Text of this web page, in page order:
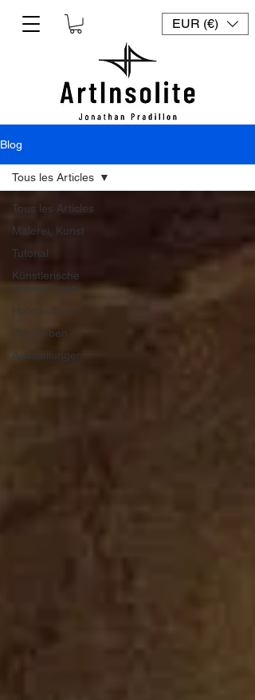
EUR (€)
Blog
Tous les Articles
Malerei, Kunst
Tutorial
Künstlerische
Bewegungen
Holzskulptur
Die Farben
Ausstellungen
Tous les Articles